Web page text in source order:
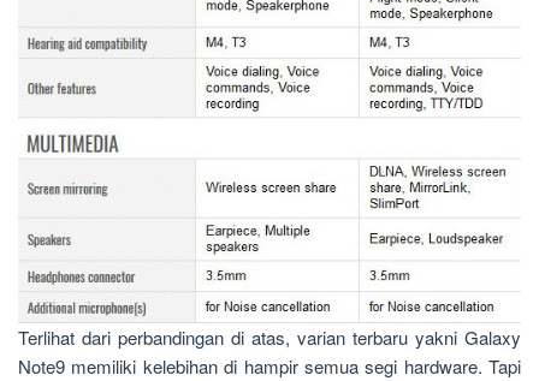
Terlihat dari perbandingan di atas, varian terbaru yakni Galaxy
Note9 memiliki kelebihan di hampir semua segi hardware. Tapi